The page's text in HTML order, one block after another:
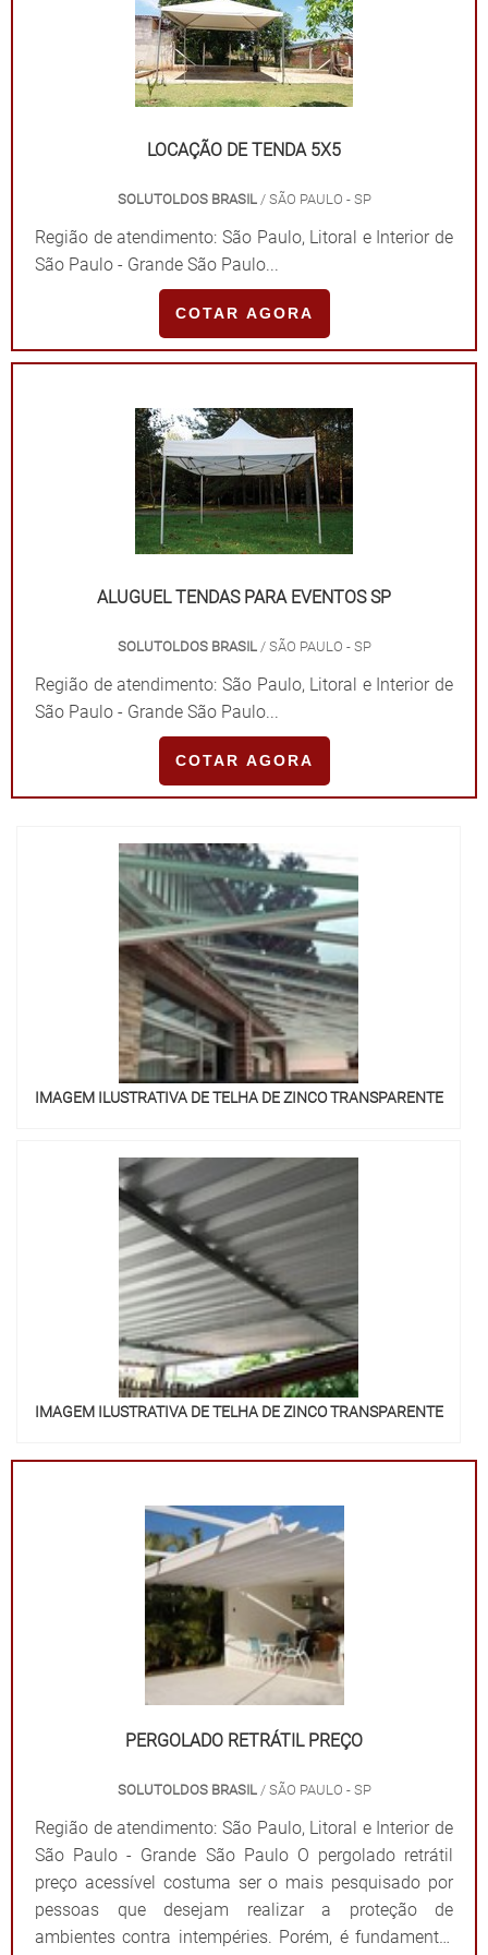
LOCAÇÃO DE TENDA 5X5
SOLUTOLDOS BRASIL / SÃO PAULO - SP
Região de atendimento: São Paulo, Litoral e Interior de
São Paulo - Grande São Paulo...
COTAR AGORA
ALUGUEL TENDAS PARA EVENTOS SP
SOLUTOLDOS BRASIL / SÃO PAULO - SP
Região de atendimento: São Paulo, Litoral e Interior de
São Paulo - Grande São Paulo...
COTAR AGORA
IMAGEM ILUSTRATIVA DE TELHA DE ZINCO TRANSPARENTE
IMAGEM ILUSTRATIVA DE TELHA DE ZINCO TRANSPARENTE
PERGOLADO RETRÁTIL PREÇO
SOLUTOLDOS BRASIL/ SÃO PAULO - SP
Região de atendimento: São Paulo, Litoral e Interior de
São Paulo - Grande São Paulo O pergolado retrátil
preço acessível costuma ser o mais pesquisado por
pessoas que desejam realizar a proteção de
ambientes contra intempéries. Porém, é fundamental